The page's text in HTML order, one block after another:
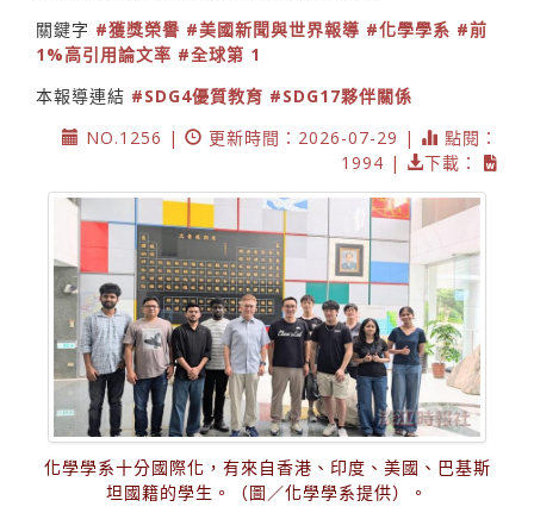
關鍵字 #獲獎榮譽 #美國新聞與世界報導 #化學學系 #前
1%高引用論文率 #全球第 1
本報導連結 #SDG4優質教育 #SDG17夥伴關係
NO.1256 |
更新時間：2026-07-29 |
點閱：
1994 |
下載：
化學學系十分國際化，有來自香港、印度、美國、巴基斯
坦國籍的學生。（圖／化學學系提供）。